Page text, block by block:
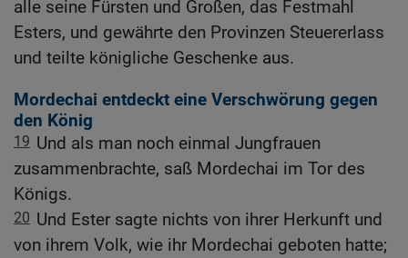
alle seine Fürsten und Großen, das Festmahl
Esters, und gewährte den Provinzen Steuererlass
und teilte königliche Geschenke aus.
Mordechai entdeckt eine Verschwörung gegen
den König
19 Und als man noch einmal Jungfrauen
zusammenbrachte, saß Mordechai im Tor des
Königs.
20 Und Ester sagte nichts von ihrer Herkunft und
von ihrem Volk, wie ihr Mordechai geboten hatte;